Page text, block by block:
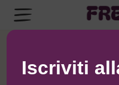
Iscriviti